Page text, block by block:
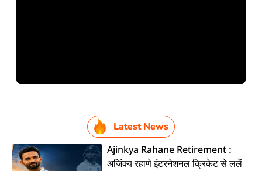
Latest News
Ajinkya Rahane Retirement :
अजिंक्य रहाणे इंटरनेशनल क्रिकेट से ललें